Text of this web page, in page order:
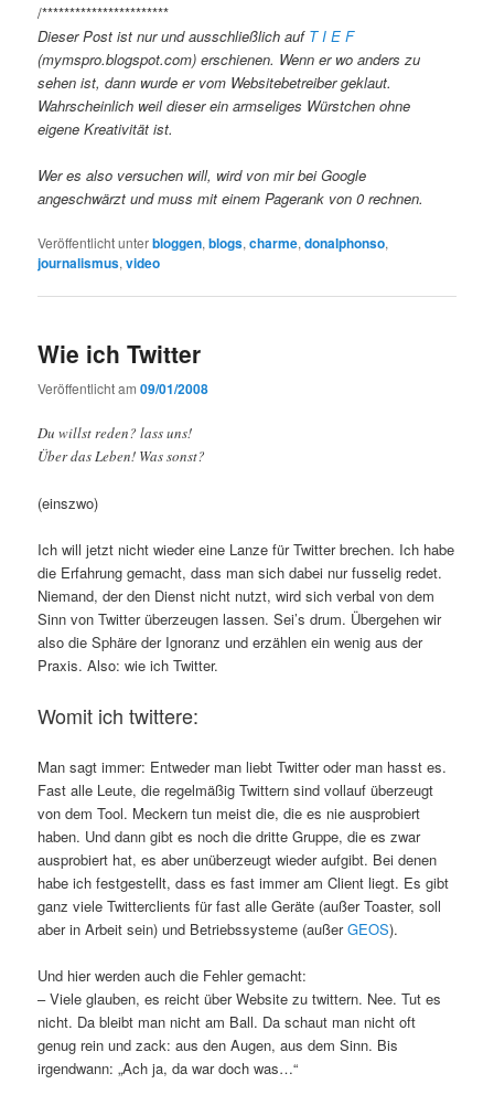
/***********************
Dieser Post ist nur und ausschließlich auf T I E F
(mymspro.blogspot.com) erschienen. Wenn er wo anders zu
sehen ist, dann wurde er vom Websitebetreiber geklaut.
Wahrscheinlich weil dieser ein armseliges Würstchen ohne
eigene Kreativität ist.
Wer es also versuchen will, wird von mir bei Google
angeschwärzt und muss mit einem Pagerank von 0 rechnen.
Veröffentlicht unterbloggen,blogs,charme,donalphonso,
journalismus,video
Wie ich Twitter
Veröffentlicht am09/01/2008
Du willst reden? lass uns!
Über das Leben! Was sonst?
(einszwo)
Ich will jetzt nicht wieder eine Lanze für Twitter brechen. Ich habe
die Erfahrung gemacht, dass man sich dabei nur fusselig redet.
Niemand, der den Dienst nicht nutzt, wird sich verbal von dem
Sinn von Twitter überzeugen lassen. Sei’s drum. Übergehen wir
also die Sphäre der Ignoranz und erzählen ein wenig aus der
Praxis. Also: wie ich Twitter.
Womit ich twittere:
Man sagt immer: Entweder man liebt Twitter oder man hasst es.
Fast alle Leute, die regelmäßig Twittern sind vollauf überzeugt
von dem Tool. Meckern tun meist die, die es nie ausprobiert
haben. Und dann gibt es noch die dritte Gruppe, die es zwar
ausprobiert hat, es aber unüberzeugt wieder aufgibt. Bei denen
habe ich festgestellt, dass es fast immer am Client liegt. Es gibt
ganz viele Twitterclients für fast alle Geräte (außer Toaster, soll
aber in Arbeit sein) und Betriebssysteme (außerGEOS).
Und hier werden auch die Fehler gemacht:
– Viele glauben, es reicht über Website zu twittern. Nee. Tut es
nicht. Da bleibt man nicht am Ball. Da schaut man nicht oft
genug rein und zack: aus den Augen, aus dem Sinn. Bis
irgendwann: „Ach ja, da war doch was…“